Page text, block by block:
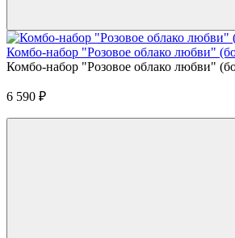
Комбо-набор "Розовое облако любви"
Комбо-набор "Розовое облако любви"
6 590 ₽